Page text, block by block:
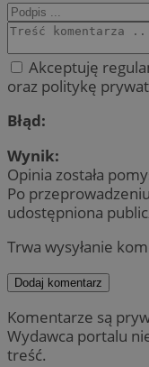
Akceptuję
oraz politykę
Błąd:
Wynik:
Opinia została
Po
udostępniona
Trwa wysyłanie
Dodaj komentarz
Komentarze są
Wydawca portalu
treść.